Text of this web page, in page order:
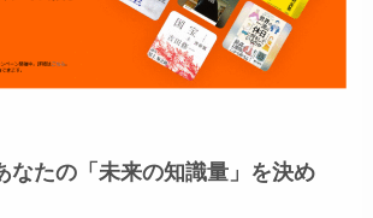
なたの「未来の知識量」を決め